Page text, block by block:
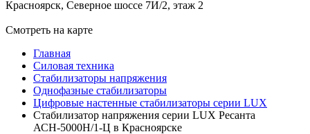
Красноярск, Северное шоссе 7И/2, этаж 2
Смотреть на карте
Главная
Силовая техника
Стабилизаторы напряжения
Однофазные стабилизаторы
Цифровые настенные стабилизаторы серии LUX
Стабилизатор напряжения серии LUX Ресанта
АСН-5000Н/1-Ц в Красноярске